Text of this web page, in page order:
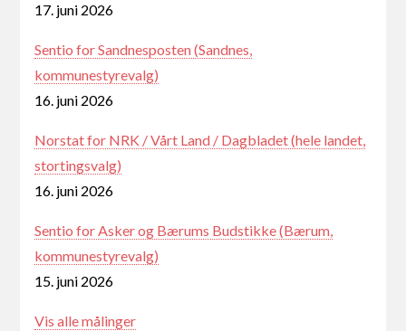
17. juni 2026
Sentio for Sandnesposten (Sandnes,
kommunestyrevalg)
16. juni 2026
Norstat for NRK / Vårt Land / Dagbladet (hele landet,
stortingsvalg)
16. juni 2026
Sentio for Asker og Bærums Budstikke (Bærum,
kommunestyrevalg)
15. juni 2026
Vis alle målinger